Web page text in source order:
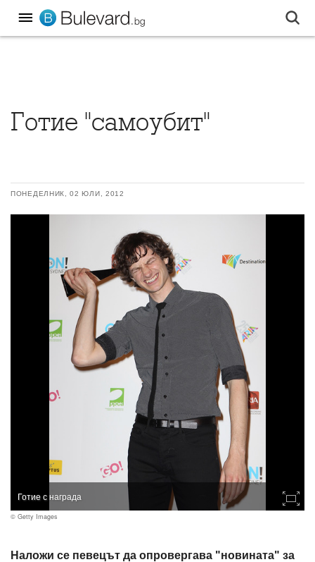
Готие "самоубит"
ПОНЕДЕЛНИК, 02 ЮЛИ, 2012
Готие с награда
© Getty Images
Наложи се певецът да опровергава "новината" за